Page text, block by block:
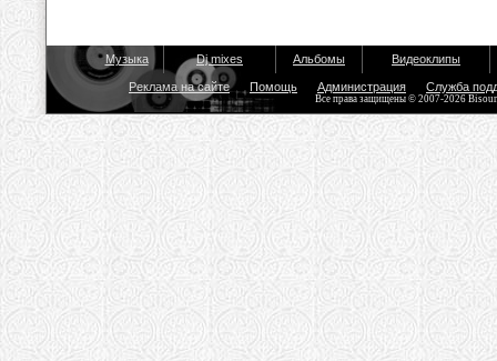
Музыка Dj mixes Альбомы Видеоклипы
Реклама на сайте Помощь Администрация Служба
Все права защищены © 2007-2026